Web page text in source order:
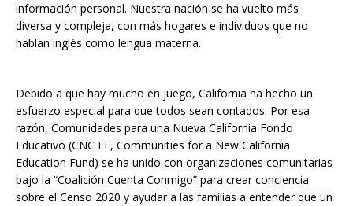
información personal. Nuestra nación se ha vuelto más
diversa y compleja, con más hogares e individuos que no
hablan inglés como lengua materna.
Debido a que hay mucho en juego, California ha hecho un
esfuerzo especial para que todos sean contados. Por esa
razón, Comunidades para una Nueva California Fondo
Educativo (CNC EF, Communities for a New California
Education Fund) se ha unido con organizaciones comunitarias
bajo la “Coalición Cuenta Conmigo” para crear conciencia
sobre el Censo 2020 y ayudar a las familias a entender que un